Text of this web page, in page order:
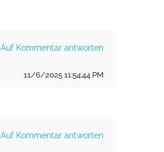
Auf Kommentar antworten
11/6/2025 11:54:44 PM
Auf Kommentar antworten